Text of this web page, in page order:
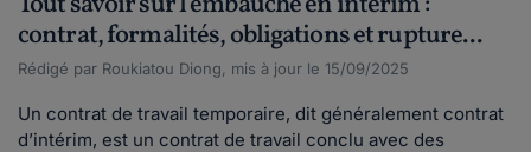
contrat, formalités, obligations et rupture...
Rédigé par Roukiatou Diong, mis à jour le 15/09/2025
Un contrat de travail temporaire, dit généralement contrat
d’intérim, est un contrat de travail conclu avec des